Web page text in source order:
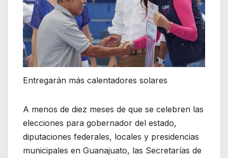
Entregarán más calentadores solares
A menos de diez meses de que se celebren las
elecciones para gobernador del estado,
diputaciones federales, locales y presidencias
municipales en Guanajuato, las Secretarías de